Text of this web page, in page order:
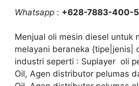
Whatsapp : +628-7883-400-
Menjual oli mesin diesel untuk
melayani beraneka {tipe|jenis|
industri seperti : Suplayer oli
Oil, Agen distributor pelumas